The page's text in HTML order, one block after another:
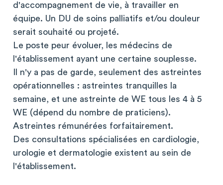
d'accompagnement de vie, à travailler en
équipe. Un DU de soins palliatifs et/ou douleur
serait souhaité ou projeté.
Le poste peur évoluer, les médecins de
l'établissement ayant une certaine souplesse.
Il n'y a pas de garde, seulement des astreintes
opérationnelles : astreintes tranquilles la
semaine, et une astreinte de WE tous les 4 à 5
WE (dépend du nombre de praticiens).
Astreintes rémunérées forfaitairement.
Des consultations spécialisées en cardiologie,
urologie et dermatologie existent au sein de
l'établissement.